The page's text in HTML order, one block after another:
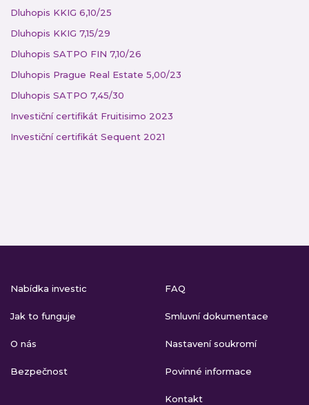
Dluhopis KKIG 6,10/25
Dluhopis KKIG 7,15/29
Dluhopis SATPO FIN 7,10/26
Dluhopis Prague Real Estate 5,00/23
Dluhopis SATPO 7,45/30
Investiční certifikát Fruitisimo 2023
Investiční certifikát Sequent 2021
Nabídka investic
Jak to funguje
O nás
Bezpečnost
FAQ
Smluvní dokumentace
Nastavení soukromí
Povinné informace
Kontakt